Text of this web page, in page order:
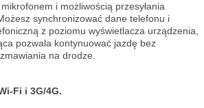
i możliwością przesyłania
synchronizować dane telefonu i
z poziomu wyświetlacza urządzenia,
pozwala kontynuować jazdę bez
na drodze.
Fi i 3G/4G.